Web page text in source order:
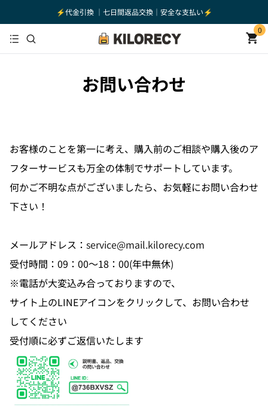
⚡️代金引換 ｜七日間返品交換｜安全な支払い⚡️
0
お問い合わせ
お客様のことを第一に考え、購入前のご相談や購入後のア
フターサービスも万全の体制でサポートしています。
何かご不明な点がございましたら、お気軽にお問い合わせ
下さい！
メールアドレス： service@mail.kilorecy.com
受付時間：09：00〜18：00(年中無休)
※電話が大変込み合っておりますので、
サイト上のLINEアイコンをクリックして、お問い合わせ
してください
受付順に必ずご返信いたします